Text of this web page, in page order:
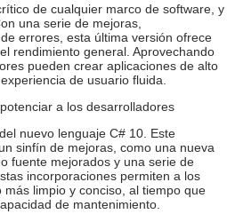
de cualquier marco de software, y
una serie de mejoras,
errores, esta última versión ofrece
rendimiento general. Aprovechando
pueden crear aplicaciones de alto
de usuario fluida.
a los desarrolladores
nuevo lenguaje C# 10. Este
sinfín de mejoras, como una nueva
fuente mejorados y una serie de
incorporaciones permiten a los
limpio y conciso, al tiempo que
de mantenimiento.